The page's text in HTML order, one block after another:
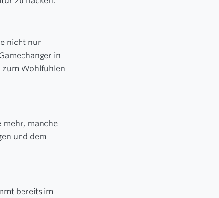
nicht nur
in
Wohlfühlen.
mehr, manche
und dem
bereits im